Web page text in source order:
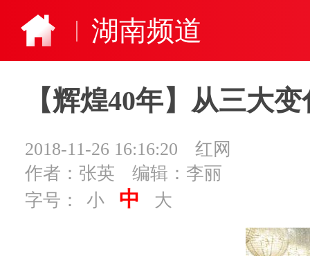
湖南频道
【辉煌40年】从三大
2018-11-26 16:16:20
红网
作者：张英
编辑：李丽
字号：
小 中 大